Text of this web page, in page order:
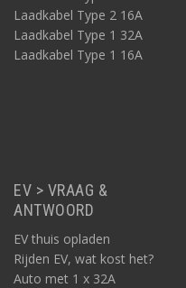
Laadkabel Type 2 16A
Laadkabel Type 1 32A
Laadkabel Type 1 16A
EV > VRAAG &
ANTWOORD
EV thuis opladen
Rijden EV, wat kost het?
Auto met 1 x 32A